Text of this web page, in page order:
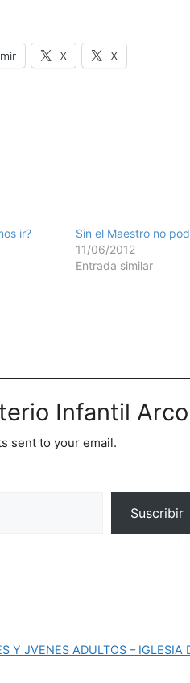
X X
ir?
Sin el Maestro no
11/06/2012
Entrada similar
Infantil
sent to your email.
Suscribir
Y JVENES ADULTOS – IGLESIA